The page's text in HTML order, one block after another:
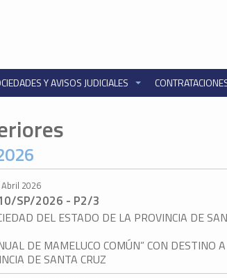
Y AVISOS JUDICIALES
2026
10/SP/2026 - P2/3
DEL ESTADO DE LA PROVINCIA DE
DE MAMELUCO COMÚN” CON DESTINO A
DE SANTA CRUZ